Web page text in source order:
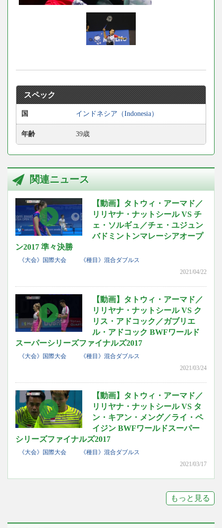
スペック
国 インドネシア（Indonesia）
年齢 39歳
関連ニュース
【動画】タトウィ・アーマド／
リリヤナ・ナットシール VS チ
ェ・ソルギュ／チェ・ユジュン
バドミントンマレーシアオープ
ン2017 準々決勝
《大会》国際大会
《種目》混合ダブルス
2021/04/22
【動画】タトウィ・アーマド／
リリヤナ・ナットシール VS ク
リス・アドコック／ガブリエ
ル・アドコック BWFワールド
スーパーシリーズファイナルズ2017
《大会》国際大会
《種目》混合ダブルス
2021/03/24
【動画】タトウィ・アーマド／
リリヤナ・ナットシール VS タ
ン・キアン・メング／ライ・ペ
イジン BWFワールドスーパー
シリーズファイナルズ2017
《大会》国際大会
《種目》混合ダブルス
2021/03/17
もっと見る